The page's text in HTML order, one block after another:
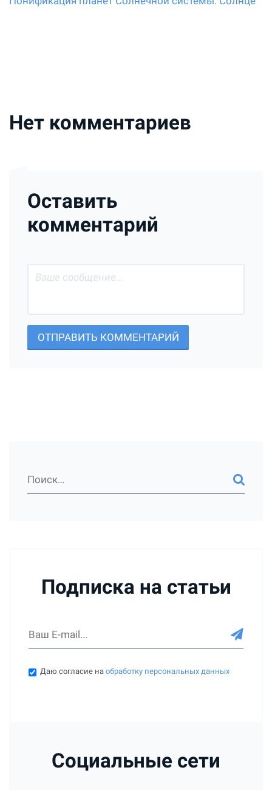
Нет комментариев
Оставить
комментарий
ОТПРАВИТЬ КОММЕНТАРИЙ
Подписка на статьи
Даю согласие наобработку персональных данных
Социальные сети